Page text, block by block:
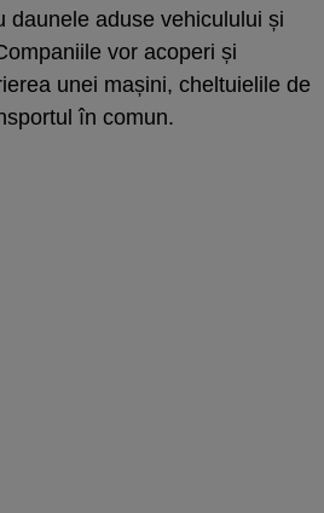
daunele aduse vehiculului și
vor acoperi și
unei mașini, cheltuielile de
în comun.